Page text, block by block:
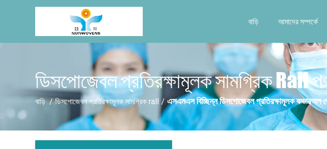
বাড়ি আমাদের সম্পর্কে
ডিসপোজেবল প্রতিরক্ষামূলক সামগ্রিক Rall
বাড়ি / ডিসপোজেবল প্রতিরক্ষামূলক সামগ্রিক rall / এসএমএস বিচ্ছিন্ন ডিসপোজেবল প্রতিরক্ষামূলক কভারঅল